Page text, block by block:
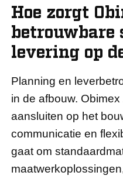
Hoe zorgt
betrouwbare
levering op
Planning en
in de afbouw.
aansluiten op het
communicatie en
gaat om